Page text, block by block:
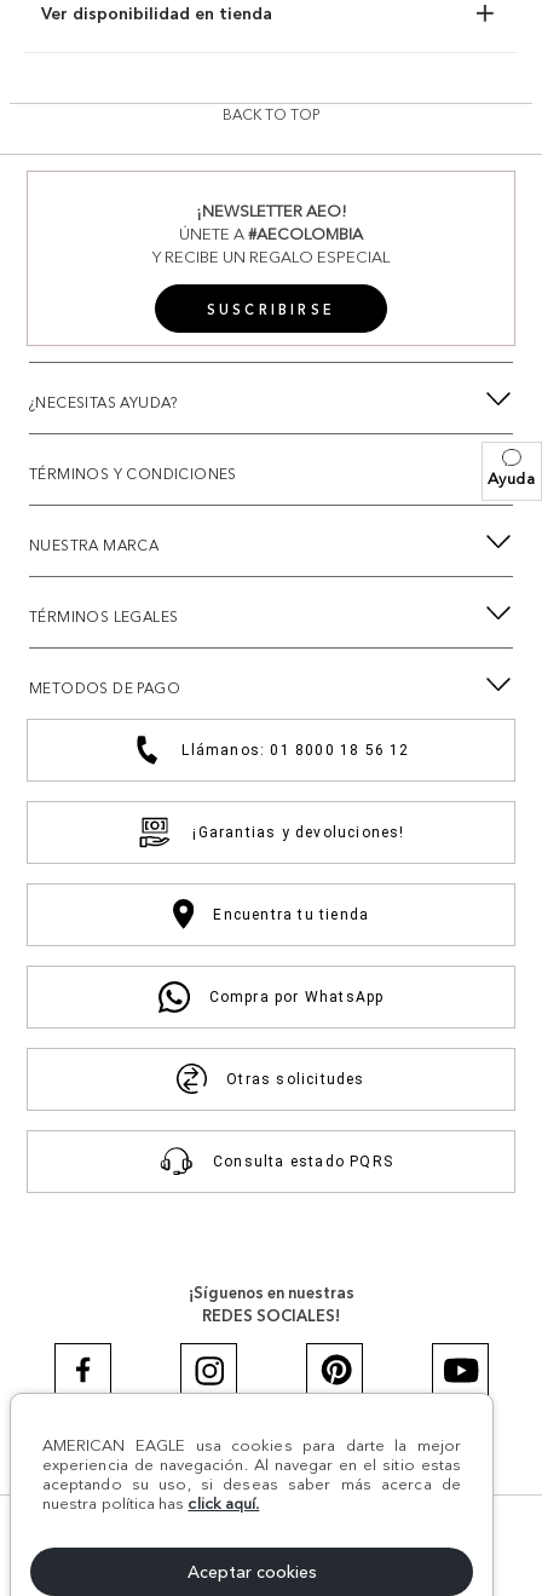
Ayuda
AMERICAN EAGLE usa cookies para darte la mejor
experiencia de navegación. Al navegar en el sitio estas
aceptando su uso, si deseas saber más acerca de
nuestra política has click aquí.
Aceptar cookies
Ver disponibilidad en tienda
BACK TO TOP
¡NEWSLETTER AEO!
ÚNETE A#AECOLOMBIA
Y RECIBE UN REGALO ESPECIAL
SUSCRIBIRSE
¿NECESITAS AYUDA?
TÉRMINOS Y CONDICIONES
NUESTRA MARCA
TÉRMINOS LEGALES
METODOS DE PAGO
Llámanos: 01 8000 18 56 12
¡Garantias y devoluciones!
Encuentra tu tienda
Compra por WhatsApp
Otras solicitudes
Consulta estado PQRS
¡Síguenos en nuestras
REDES SOCIALES!
#AEJEANS #AerieREALCOL
NIT:800.069.933-6 | CII 14 #52A - 370 | Medellín, Colombia